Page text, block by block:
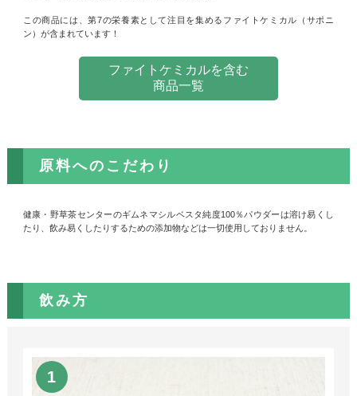
この商品には、第7の栄養素として注目を集めるファイトケミカル（サポニ
ン）が含まれています！
ファイトケミカルを含む
商品一覧
原料へのこだわり
健康・野草茶センターのギムネマシルベスタ純度100％パウダーは溶け易くし
たり、飲み易くしたりするための添加物などは一切使用しておりません。
飲み方